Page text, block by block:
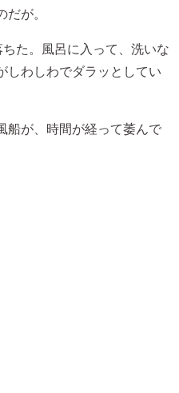
が。
た。風呂に入って、洗いな
しわしわでダラッとしてい
船が、時間が経って萎んで